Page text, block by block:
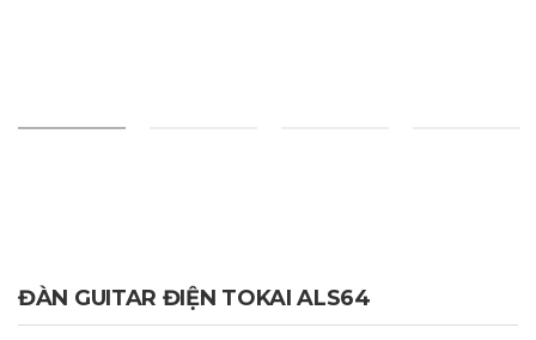
ĐÀN GUITAR ĐIỆN TOKAI ALS64